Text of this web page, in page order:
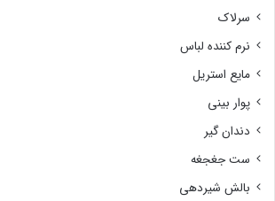
سرلاک
نرم کننده لباس
مایع استریل
پوار بینی
دندان گیر
ست جغجغه
بالش شیردهی